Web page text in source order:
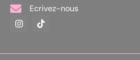
Ecrivez-nous